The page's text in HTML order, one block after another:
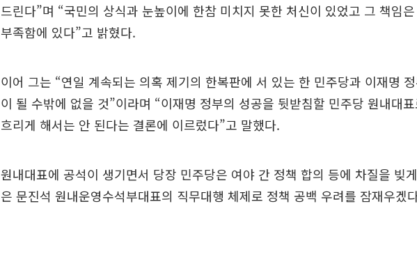
드린다”며 “국민의 상식과 눈높이에 한참 미치지 못한 처신이 있었고 그 책임
부족함에 있다”고 밝혔다.
이어 그는 “연일 계속되는 의혹 제기의 한복판에 서 있는 한 민주당과 이재명
이 될 수밖에 없을 것”이라며 “이재명 정부의 성공을 뒷받침할 민주당 원내대
흐리게 해서는 안 된다는 결론에 이르렀다”고 말했다.
원내대표에 공석이 생기면서 당장 민주당은 여야 간 정책 합의 등에 차질을 빚
은 문진석 원내운영수석부대표의 직무대행 체제로 정책 공백 우려를 잠재우겠